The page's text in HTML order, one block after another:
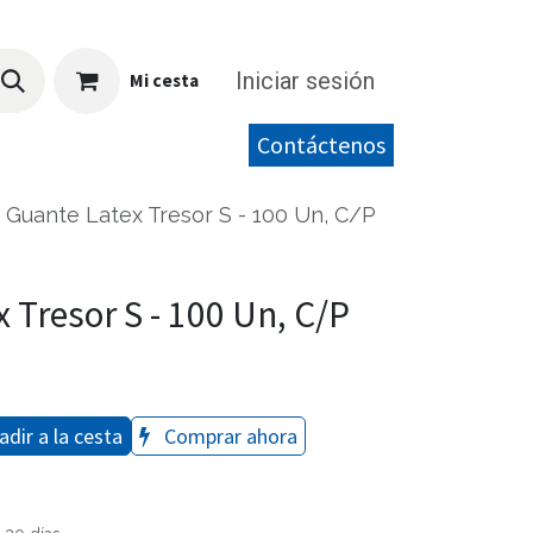
Mi cesta Iniciar sesión
Contáctenos
Guante Latex Tresor S - 100 Un, C/P
Tresor S - 100 Un, C/P
a la cesta Comprar ahora